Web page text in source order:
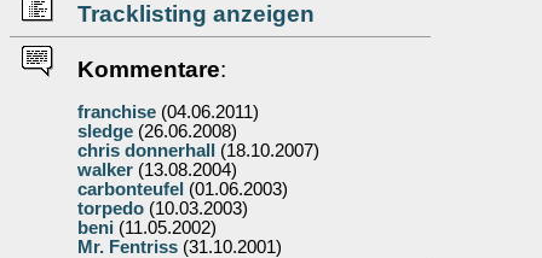
Tracklisting anzeigen
Kommentare:
franchise (04.06.2011)
sledge (26.06.2008)
chris donnerhall
(18.10.2007)
walker (13.08.2004)
carbonteufel (01.06.2003)
torpedo (10.03.2003)
beni (11.05.2002)
Mr. Fentriss (31.10.2001)